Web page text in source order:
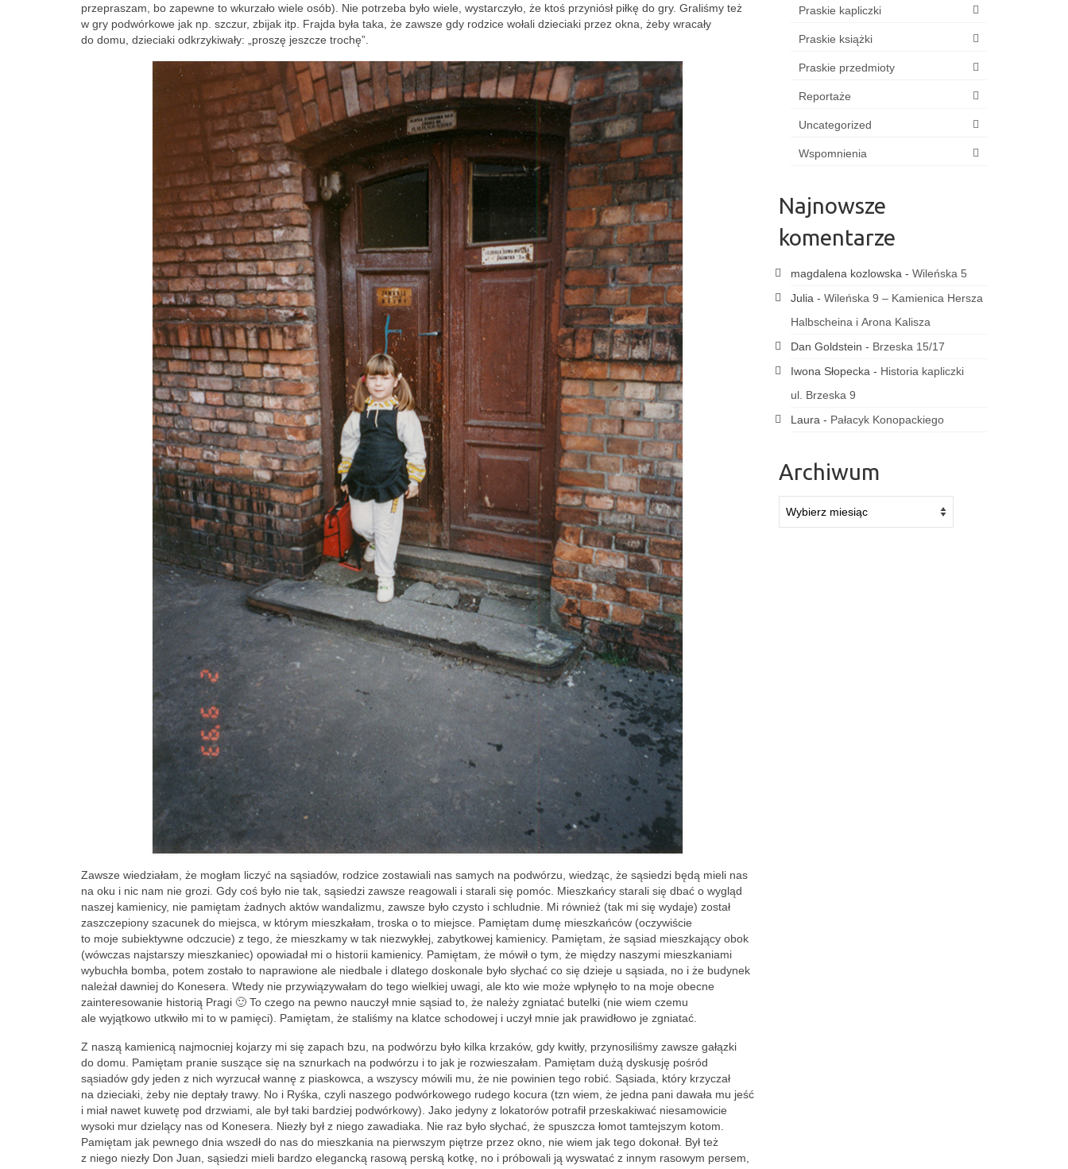
przepraszam, bo zapewne to wkurzało wiele osób). Nie potrzeba było wiele, wystarczyło, że ktoś przyniósł piłkę do gry. Graliśmy też
w gry podwórkowe jak np. szczur, zbijak itp. Frajda była taka, że zawsze gdy rodzice wołali dzieciaki przez okna, żeby wracały
do domu, dzieciaki odkrzykiwały: „proszę jeszcze trochę”.
Zawsze wiedziałam, że mogłam liczyć na sąsiadów, rodzice zostawiali nas samych na podwórzu, wiedząc, że sąsiedzi będą mieli nas
na oku i nic nam nie grozi. Gdy coś było nie tak, sąsiedzi zawsze reagowali i starali się pomóc. Mieszkańcy starali się dbać o wygląd
naszej kamienicy, nie pamiętam żadnych aktów wandalizmu, zawsze było czysto i schludnie. Mi również (tak mi się wydaje) został
zaszczepiony szacunek do miejsca, w którym mieszkałam, troska o to miejsce. Pamiętam dumę mieszkańców (oczywiście
to moje subiektywne odczucie) z tego, że mieszkamy w tak niezwykłej, zabytkowej kamienicy. Pamiętam, że sąsiad mieszkający obok
(wówczas najstarszy mieszkaniec) opowiadał mi o historii kamienicy. Pamiętam, że mówił o tym, że między naszymi mieszkaniami
wybuchła bomba, potem zostało to naprawione ale niedbale i dlatego doskonale było słychać co się dzieje u sąsiada, no i że budynek
należał dawniej do Konesera. Wtedy nie przywiązywałam do tego wielkiej uwagi, ale kto wie może wpłynęło to na moje obecne
zainteresowanie historią Pragi 🙂 To czego na pewno nauczył mnie sąsiad to, że należy zgniatać butelki (nie wiem czemu
ale wyjątkowo utkwiło mi to w pamięci). Pamiętam, że staliśmy na klatce schodowej i uczył mnie jak prawidłowo je zgniatać.
Z naszą kamienicą najmocniej kojarzy mi się zapach bzu, na podwórzu było kilka krzaków, gdy kwitły, przynosiliśmy zawsze gałązki
do domu. Pamiętam pranie suszące się na sznurkach na podwórzu i to jak je rozwieszałam. Pamiętam dużą dyskusję pośród
sąsiadów gdy jeden z nich wyrzucał wannę z piaskowca, a wszyscy mówili mu, że nie powinien tego robić. Sąsiada, który krzyczał
na dzieciaki, żeby nie deptały trawy. No i Ryśka, czyli naszego podwórkowego rudego kocura (tzn wiem, że jedna pani dawała mu jeść
i miał nawet kuwetę pod drzwiami, ale był taki bardziej podwórkowy). Jako jedyny z lokatorów potrafił przeskakiwać niesamowicie
wysoki mur dzielący nas od Konesera. Niezły był z niego zawadiaka. Nie raz było słychać, że spuszcza łomot tamtejszym kotom.
Pamiętam jak pewnego dnia wszedł do nas do mieszkania na pierwszym piętrze przez okno, nie wiem jak tego dokonał. Był też
z niego niezły Don Juan, sąsiedzi mieli bardzo elegancką rasową perską kotkę, no i próbowali ją wyswatać z innym rasowym persem,
Praskie kapliczki
Praskie książki
Praskie przedmioty
Reportaże
Uncategorized
Wspomnienia
Najnowsze
komentarze
magdalena kozlowska- Wileńska 5
Julia- Wileńska 9 – Kamienica Hersza
Halbscheina i Arona Kalisza
Dan Goldstein - Brzeska 15/17
Iwona Słopecka- Historia kapliczki
ul. Brzeska 9
Laura- Pałacyk Konopackiego
Archiwum